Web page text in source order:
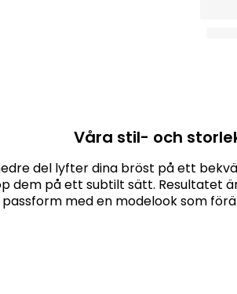
Våra stil- och
del lyfter dina bröst på ett
dem på ett subtilt sätt. Resultatet
passform med en modelook som